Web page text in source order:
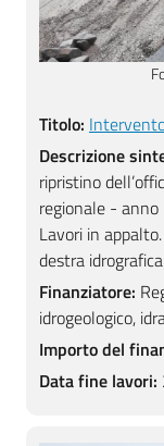
Titolo:
Descrizione
ripristino
regionale -
Lavori in
destra
Finanziatore:
idrogeologico,
Importo del
Data fine lavori: